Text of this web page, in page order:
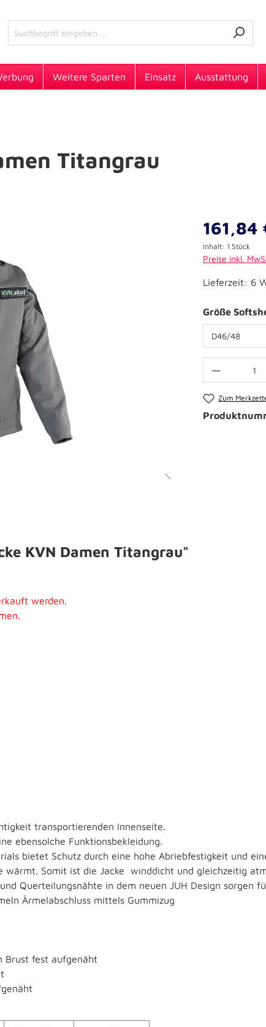
Weitere Sparten Einsatz Ausstattung
Titangrau
161,84
Inhalt: 1 Stück
Preise inkl.
Lieferzeit: 6
Größe
Zum
KVN Damen Titangrau"
werden.
transportierenden Innenseite.
ebensolche Funktionsbekleidung.
bietet Schutz durch eine hohe Abriebfestigkeit und
wärmt. Somit ist die Jacke winddicht und gleichzeitig
Querteilungsnähte in dem neuen JUH Design sorgen
Ärmelabschluss mittels Gummizug
Brust fest aufgenäht